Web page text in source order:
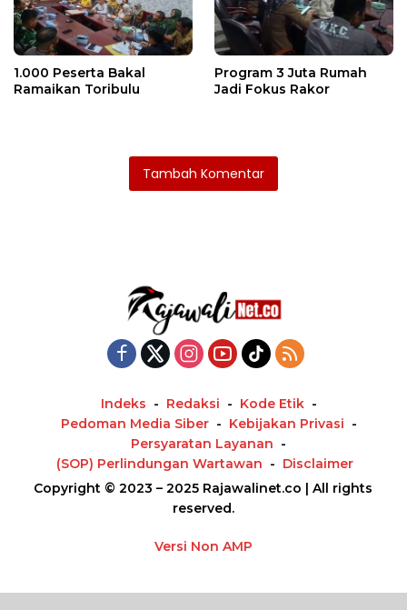
1.000 Peserta Bakal
Ramaikan Toribulu
Program 3 Juta Rumah
Jadi Fokus Rakor
Tambah Komentar
Indeks Redaksi
Kode Etik
Pedoman Media Siber
Kebijakan Privasi
Persyaratan Layanan
(SOP) Perlindungan Wartawan
Disclaimer
Copyright © 2023 – 2025 Rajawalinet.co | All rights
reserved.
Versi Non AMP